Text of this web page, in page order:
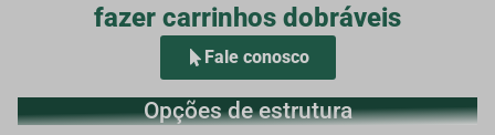
fazer carrinhos dobráveis
Fale conosco
Opções de estrutura